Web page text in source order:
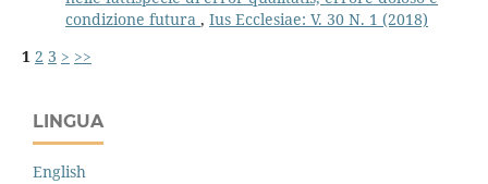
condizione futura , Ius Ecclesiae: V. 30 N. 1 (2018)
1 2 3 > >>
LINGUA
English